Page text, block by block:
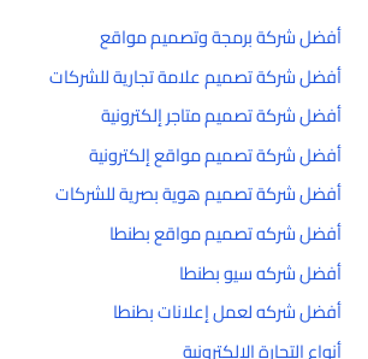
أفضل شركة برمجة وتصميم مواقع
أفضل شركة تصميم علامة تجارية للشركات
أفضل شركة تصميم متاجر إلكترونية
أفضل شركة تصميم مواقع إلكترونية
أفضل شركة تصميم هوية بصرية للشركات
أفضل شركه تصميم مواقع بطنطا
أفضل شركه سيو بطنطا
أفضل شركه لعمل إعلانات بطنطا
أنواع التجارة الإلكترونية